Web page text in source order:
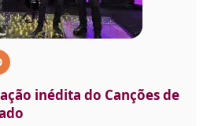
inédita do Canções de